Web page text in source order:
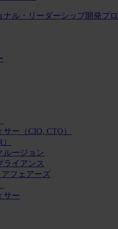
ナル・リーダーシップ開発プ
ー（CIO, CTO）
ルージョン
ライアンス
フェアーズ
サー